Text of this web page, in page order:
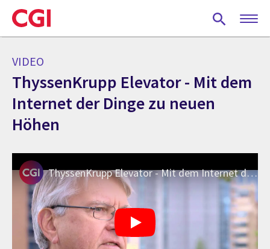
Skip
to
main
VIDEO
ThyssenKrupp Elevator - Mit dem
Internet der Dinge zu neuen
Höhen
ThyssenKrupp Elevator - Mit dem Internet der Dinge zu neuen Höhen